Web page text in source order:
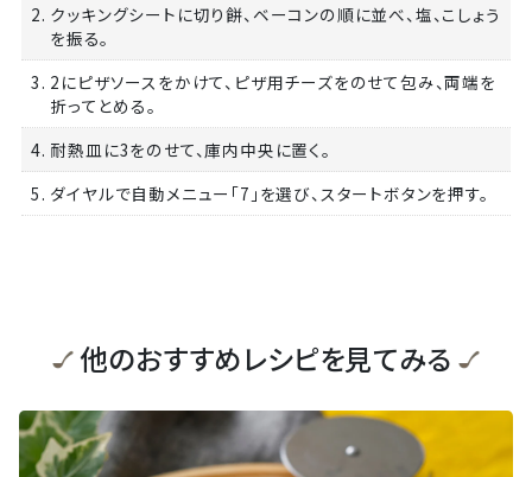
2. クッキングシートに切り餅、ベーコンの順に並べ、塩、こしょう
を振る。
3. 2にピザソースをかけて、ピザ用チーズをのせて包み、両端を
折ってとめる。
4. 耐熱皿に3をのせて、庫内中央に置く。
5. ダイヤルで自動メニュー「7」を選び、スタートボタンを押す。
他のおすすめレシピを見てみる